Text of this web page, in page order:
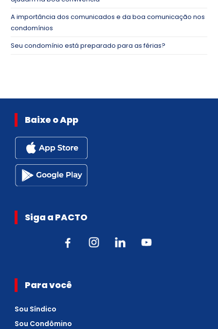
A importância dos comunicados e da boa comunicação nos
condomínios
Seu condomínio está preparado para as férias?
Baixe o App
Siga a PACTO
Para você
Sou Síndico
Sou Condômino